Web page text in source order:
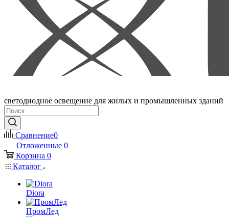
светодиодное освещение для жилых и промышленных зданий
Сравнение0
Отложенные 0
Корзина 0
Каталог
Diora
ПромЛед